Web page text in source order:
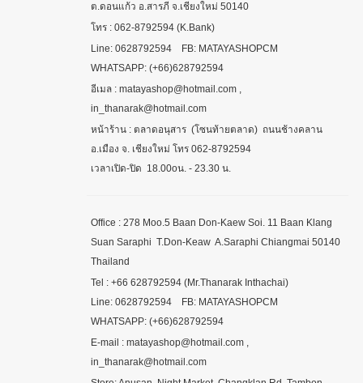
ต.ดอนแก้ว อ.สารภี จ.เชียงใหม่ 50140
โทร : 062-8792594 (K.Bank)
Line: 0628792594 FB: MATAYASHOPCM
WHATSAPP: (+66)628792594
อีเมล : matayashop@hotmail.com ,
in_thanarak@hotmail.com
หน้าร้าน : ตลาดอนุสาร (โซนท้ายตลาด) ถนนช้างคลาน
อ.เมือง จ. เชียงใหม่ โทร 062-8792594
เวลาเปิด-ปิด 18.00oน. - 23.30 น.
Office : 278 Moo.5 Baan Don-Kaew Soi. 11 Baan Klang
Suan Saraphi T.Don-Keaw A.Saraphi Chiangmai 50140
Thailand
Tel : +66 628792594 (Mr.Thanarak Inthachai)
Line: 0628792594 FB: MATAYASHOPCM
WHATSAPP: (+66)628792594
E-mail : matayashop@hotmail.com ,
in_thanarak@hotmail.com